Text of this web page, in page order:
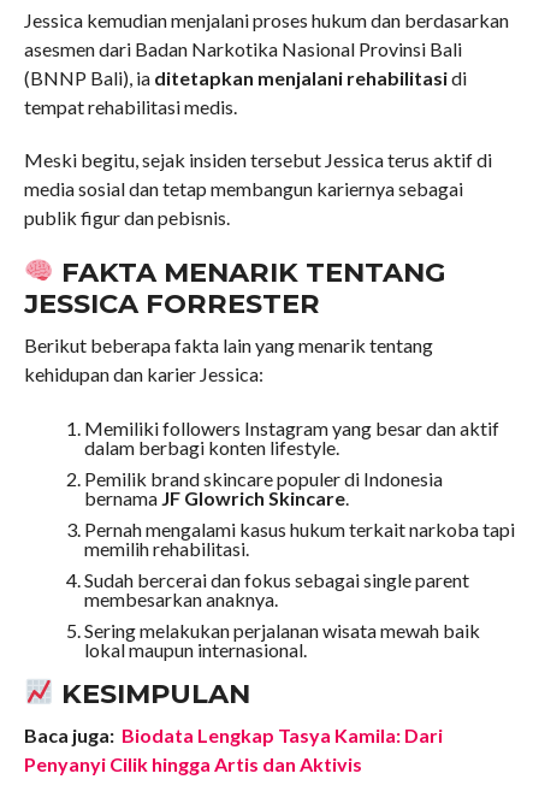
Jessica kemudian menjalani proses hukum dan berdasarkan
asesmen dari Badan Narkotika Nasional Provinsi Bali
(BNNP Bali), ia ditetapkan menjalani rehabilitasidi
tempat rehabilitasi medis.
Meski begitu, sejak insiden tersebut Jessica terus aktif di
media sosial dan tetap membangun kariernya sebagai
publik figur dan pebisnis.
FAKTA MENARIK TENTANG
JESSICA FORRESTER
Berikut beberapa fakta lain yang menarik tentang
kehidupan dan karier Jessica:
Memiliki followers Instagram yang besar dan aktif
dalam berbagi konten lifestyle.
Pemilik brand skincare populer di Indonesia
bernama JF Glowrich Skincare.
Pernah mengalami kasus hukum terkait narkoba tapi
memilih rehabilitasi.
Sudah bercerai dan fokus sebagai single parent
membesarkan anaknya.
Sering melakukan perjalanan wisata mewah baik
lokal maupun internasional.
KESIMPULAN
Baca juga: Biodata Lengkap Tasya Kamila: Dari
Penyanyi Cilik hingga Artis dan Aktivis